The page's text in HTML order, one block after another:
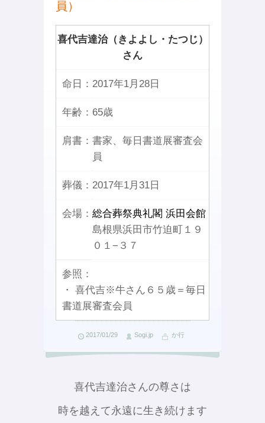
員）
喜代吉達治（きよよし・たつじ）
さん
命日： 2017年1月28日
年齢： 65歳
肩書： 書家、毎日書道展審査会
員
葬儀： 2017年1月31日
会場： 総合葬祭典礼閣 浜田会館
島根県浜田市竹迫町１９
０１−３７
参照：
・ 喜代吉※牛さん６５歳＝毎日
書道展審査会員
2017/01/29 Sogi.jp か行
喜代吉達治さんの尊さは
時を越えて永遠に生き続けます